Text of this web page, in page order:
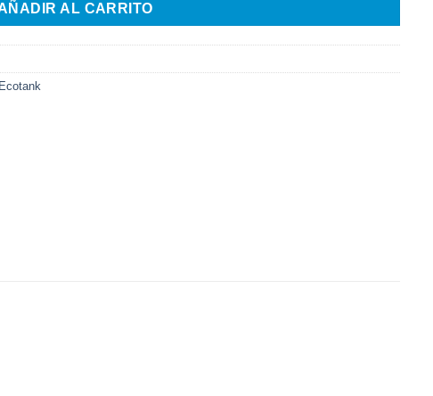
AL CARRITO
Ecotank